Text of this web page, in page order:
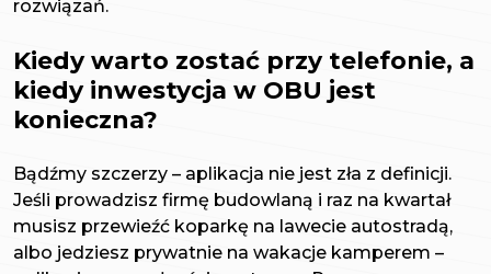
rozwiązań.
Kiedy warto zostać przy telefonie, a
kiedy inwestycja w OBU jest
konieczna?
Bądźmy szczerzy – aplikacja nie jest zła z definicji.
Jeśli prowadzisz firmę budowlaną i raz na kwartał
musisz przewieźć koparkę na lawecie autostradą,
albo jedziesz prywatnie na wakacje kamperem –